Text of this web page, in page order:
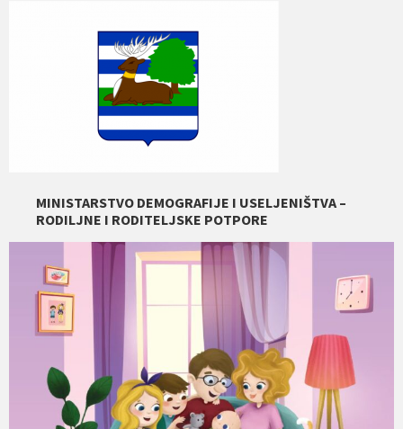
MINISTARSTVO DEMOGRAFIJE I USELJENIŠTVA –
RODILJNE I RODITELJSKE POTPORE